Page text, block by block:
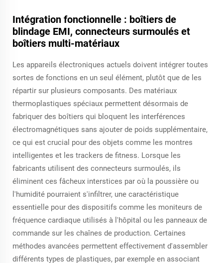
Intégration fonctionnelle : boîtiers de
blindage EMI, connecteurs surmoulés et
boîtiers multi-matériaux
Les appareils électroniques actuels doivent intégrer toutes
sortes de fonctions en un seul élément, plutôt que de les
répartir sur plusieurs composants. Des matériaux
thermoplastiques spéciaux permettent désormais de
fabriquer des boîtiers qui bloquent les interférences
électromagnétiques sans ajouter de poids supplémentaire,
ce qui est crucial pour des objets comme les montres
intelligentes et les trackers de fitness. Lorsque les
fabricants utilisent des connecteurs surmoulés, ils
éliminent ces fâcheux interstices par où la poussière ou
l'humidité pourraient s'infiltrer, une caractéristique
essentielle pour des dispositifs comme les moniteurs de
fréquence cardiaque utilisés à l'hôpital ou les panneaux de
commande sur les chaînes de production. Certaines
méthodes avancées permettent effectivement d'assembler
différents types de plastiques, par exemple en associant